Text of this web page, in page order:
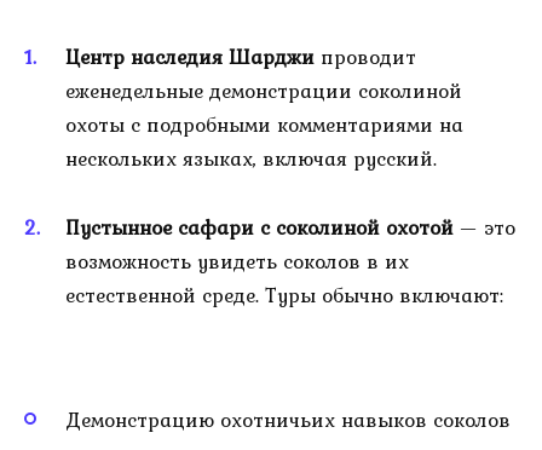
Центр наследия Шарджи проводит
еженедельные демонстрации соколиной
охоты с подробными комментариями на
нескольких языках, включая русский.
Пустынное сафари с соколиной охотой — это
возможность увидеть соколов в их
естественной среде. Туры обычно включают:
Демонстрацию охотничьих навыков соколов